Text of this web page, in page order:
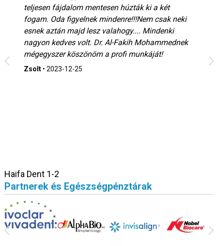
teljesen fájdalom mentesen húzták ki a két
fogam. Oda figyelnek mindenre!!!Nem csak neki
esnek aztán majd lesz valahogy.... Mindenki
nagyon kedves volt. Dr. Al-Fakih Mohammednek
mégegyszer köszönöm a profi munkáját!
Zsolt• 2023-12-25
Haifa Dent 1-2
Partnerek és Egészségpénztárak